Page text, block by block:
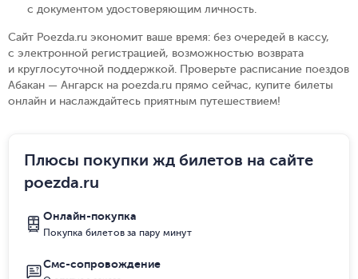
с документом удостоверяющим личность.
Сайт Poezda.ru экономит ваше время: без очередей в кассу,
с электронной регистрацией, возможностью возврата
и круглосуточной поддержкой. Проверьте расписание поездов
Абакан — Ангарск на poezda.ru прямо сейчас, купите билеты
онлайн и наслаждайтесь приятным путешествием!
Плюсы покупки жд билетов на сайте
poezda.ru
Онлайн-покупка
Покупка билетов за пару минут
Смс-сопровождение